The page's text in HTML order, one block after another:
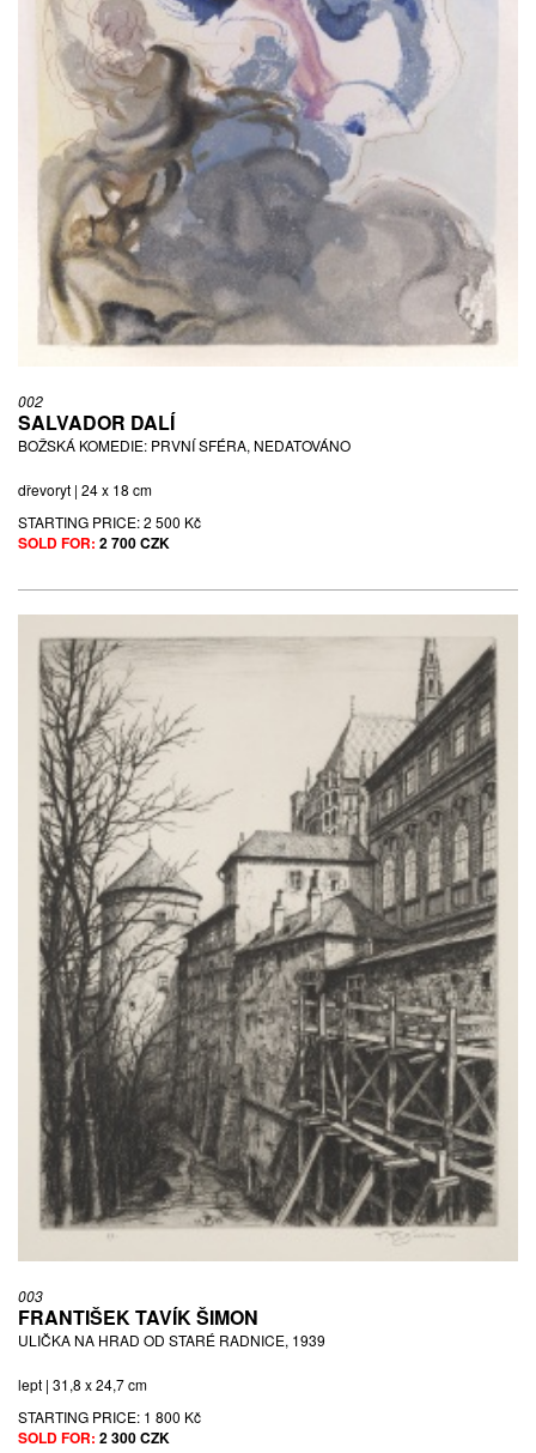
002
SALVADOR DALÍ
BOŽSKÁ KOMEDIE: PRVNÍ SFÉRA, NEDATOVÁNO
dřevoryt | 24 x 18 cm
STARTING PRICE:2 500 Kč
SOLD FOR: 2 700 CZK
003
FRANTIŠEK TAVÍK ŠIMON
ULIČKA NA HRAD OD STARÉ RADNICE, 1939
lept | 31,8 x 24,7 cm
STARTING PRICE: 1 800 Kč
SOLD FOR: 2 300 CZK